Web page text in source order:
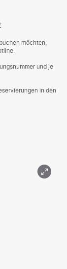
möchten,
und je
in den